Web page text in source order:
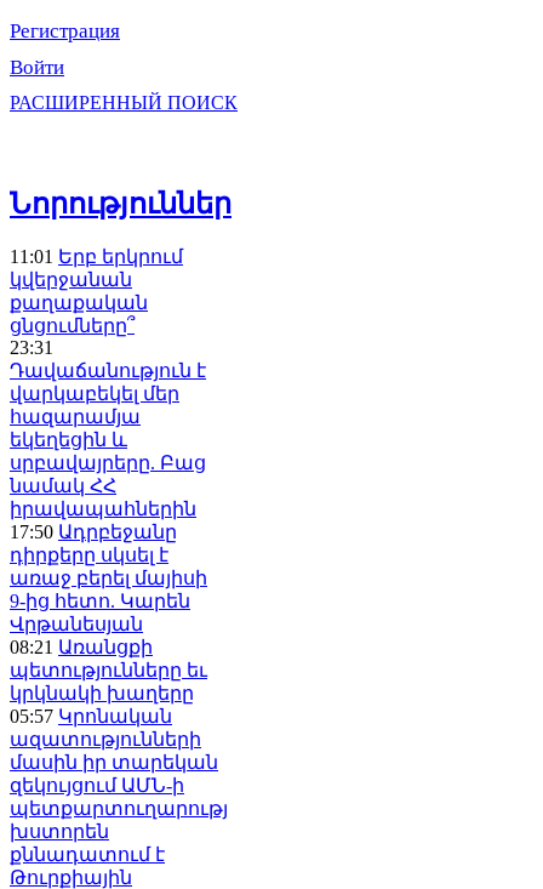
Регистрация
Войти
РАСШИРЕННЫЙ ПОИСК
Նորություններ
11:01 Երբ երկրում
կվերջանան
քաղաքական
ցնցումները՞
23:31
Դավաճանություն է
վարկաբեկել մեր
հազարամյա
եկեղեցին և
սրբավայրերը. Բաց
նամակ ՀՀ
իրավապահներին
17:50 Ադրբեջանը
դիրքերը սկսել է
առաջ բերել մայիսի
9-ից հետո. Կարեն
Վրթանեսյան
08:21 Առանցքի
պետությունները եւ
կրկնակի խաղերը
05:57 Կրոնական
ազատությունների
մասին իր տարեկան
զեկույցում ԱՄՆ-ի
պետքարտուղարությունը
խստորեն
քննադատում է
Թուրքիային